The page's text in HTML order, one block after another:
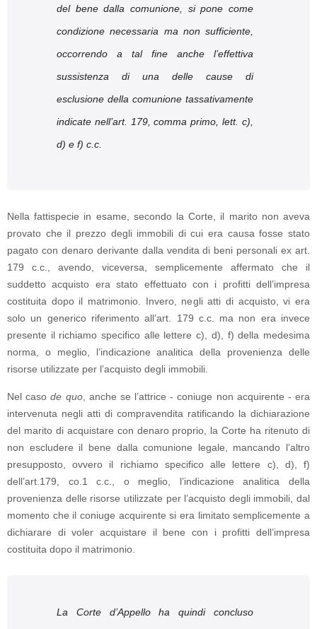
del bene dalla comunione, si pone come
condizione necessaria ma non sufficiente,
occorrendo a tal fine anche l’effettiva
sussistenza di una delle cause di
esclusione della comunione tassativamente
indicate nell’art. 179, comma primo, lett. c),
d) e f) c.c.
Nella fattispecie in esame, secondo la Corte, il marito non aveva
provato che il prezzo degli immobili di cui era causa fosse stato
pagato con denaro derivante dalla vendita di beni personali ex art.
179 c.c., avendo, viceversa, semplicemente affermato che il
suddetto acquisto era stato effettuato con i profitti dell’impresa
costituita dopo il matrimonio. Invero, negli atti di acquisto, vi era
solo un generico riferimento all’art. 179 c.c. ma non era invece
presente il richiamo specifico alle lettere c), d), f) della medesima
norma, o meglio, l’indicazione analitica della provenienza delle
risorse utilizzate per l’acquisto degli immobili.
Nel casode quo, anche se l’attrice - coniuge non acquirente - era
intervenuta negli atti di compravendita ratificando la dichiarazione
del marito di acquistare con denaro proprio, la Corte ha ritenuto di
non escludere il bene dalla comunione legale, mancando l’altro
presupposto, ovvero il richiamo specifico alle lettere c), d), f)
dell’art.179, co.1 c.c., o meglio, l’indicazione analitica della
provenienza delle risorse utilizzate per l’acquisto degli immobili, dal
momento che il coniuge acquirente si era limitato semplicemente a
dichiarare di voler acquistare il bene con i profitti dell’impresa
costituita dopo il matrimonio.
La Corte d’Appello ha quindi concluso